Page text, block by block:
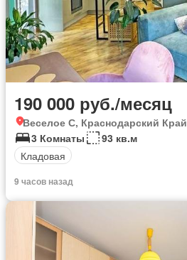
190 000 руб./месяц
Веселое С, Краснодарский Край
3 Комнаты
93 кв.м
Кладовая
9 часов назад